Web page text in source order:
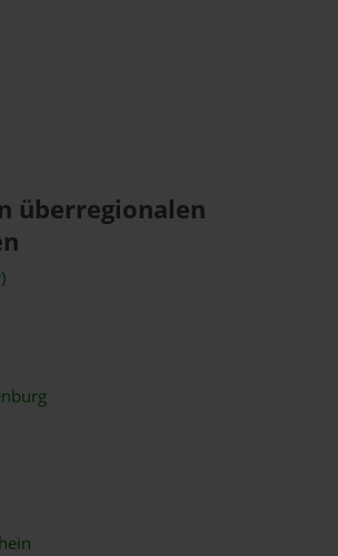
überregionalen